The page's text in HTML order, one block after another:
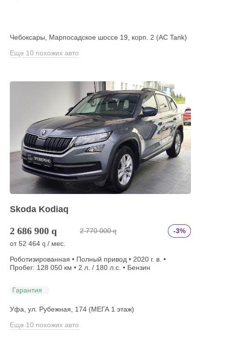
Чебоксары, Марпосадское шоссе 19, корп. 2 (АС Tank)
Еще 10 похожих авто
Skoda Kodiaq
2 686 900 q 2 770 000 q
-3%
от52 464 q / мес.
Роботизированная • Полный привод • 2020 г. в. •
Пробег: 128 050 км • 2 л. / 180 л.с. • Бензин
Гарантия
Уфа, ул. Рубежная, 174 (МЕГА 1 этаж)
Еще 10 похожих авто